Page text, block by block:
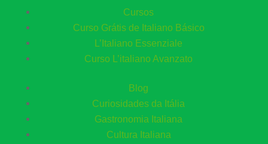
Cursos
Curso Grátis de Italiano Básico​
L’Italiano Essenziale
Curso L’italiano Avanzato
Blog
Curiosidades da Itália
Gastronomia Italiana
Cultura Italiana